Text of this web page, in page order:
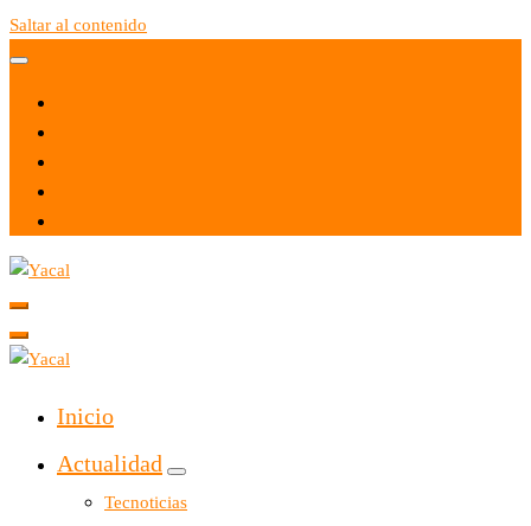
Saltar al contenido
Yacal micro hosting
Inicio
Actualidad
Tecnoticias